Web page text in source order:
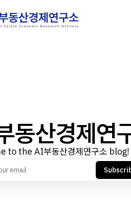
동산경제연
to the AI부동산경제연구소 blog!